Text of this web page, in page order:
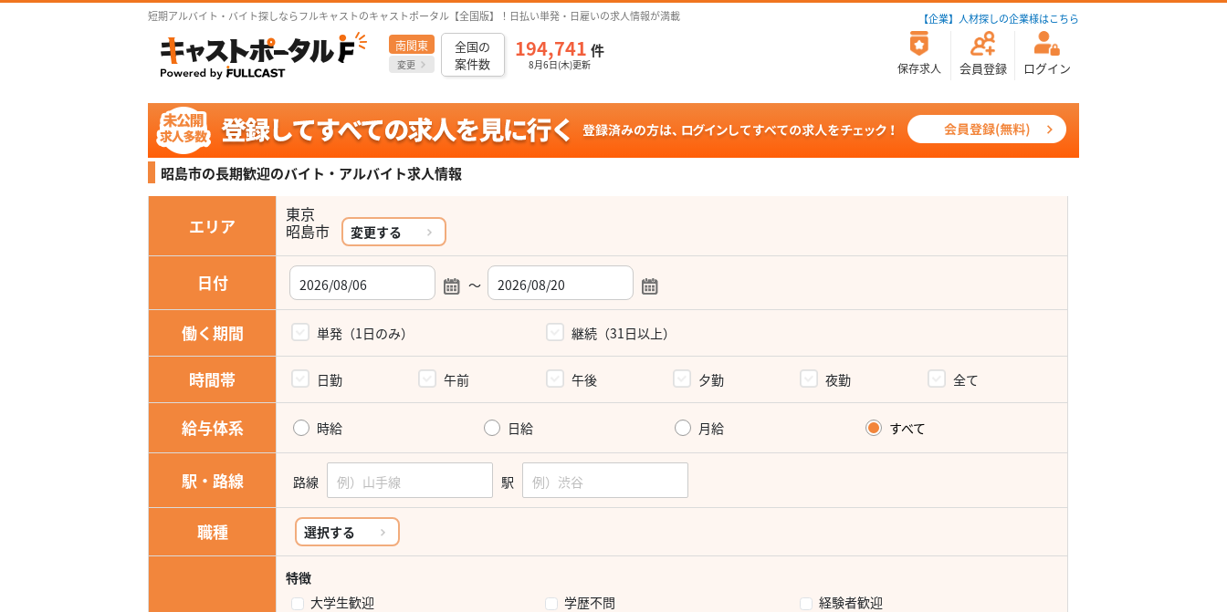
短期アルバイト・バイト探しならフルキャストのキャストポータル【全国版】！日払い単発・日雇いの求人情報が満載 【企業】人材探しの企業様はこちら
南関東
変更
全国の
案件数
194,741 件
8月6日(木)更新 保存求人 会員登録 ログイン
昭島市の長期歓迎のバイト・アルバイト求人情報
エリア
東京
変更する
日付 ～
働く期間 単発（1日のみ） 継続（31日以上）
時間帯 日勤 午前 午後 夕勤 夜勤 全て
給与体系 時給 日給 月給 すべて
駅・路線 路線 駅
職種 選択する
特徴
大学生歓迎
学歴不問
経験者歓迎